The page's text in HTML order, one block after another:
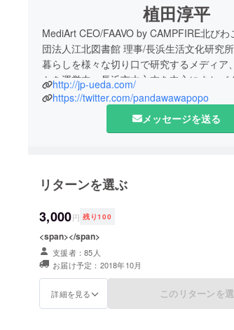
植田淳平
MediArt CEO/FAAVO by CAMPFIRE北び
団法人江北図書館 理事/長浜生活文化研究
暮らしを様々な切り口で研究するメディア
トを運営中。長浜市木之本を中心にまちづ
います。
http://jp-ueda.com/
https://twitter.com/pandawawapopo
メッセージを送る
リターンを選ぶ
3,000円 残り100
<span></span>
支援者：85人
お届け予定：2018年10月
詳細を見る このリターンを